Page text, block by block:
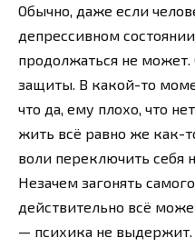
Обычно, даже если
депрессивном
продолжаться не
защиты. В какой-то
что да, ему плохо, что
жить всё равно же как-
воли переключить себя
Незачем загонять
действительно всё
— психика не выдержит.